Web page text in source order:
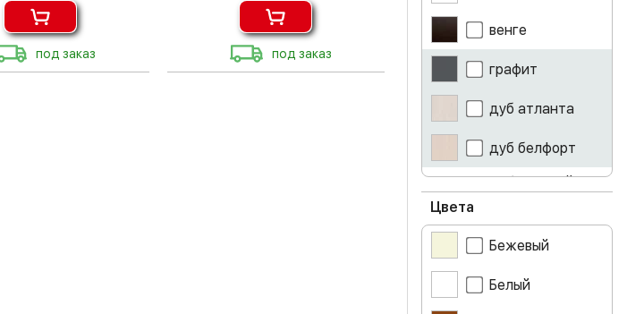
под заказ под заказ
венге
графит
дуб атланта
дуб белфорт
дуб золотой
Цвета
Бежевый
Белый